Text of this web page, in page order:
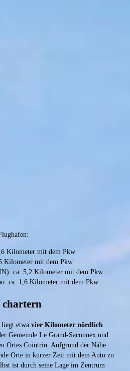
Kilometer mit dem Pkw
Kilometer mit dem Pkw
ca. 5,2 Kilometer mit dem Pkw
ca. 1,6 Kilometer mit dem Pkw
etwa vier Kilometer nördlich
Gemeinde Le Grand-Saconnex und
Ortes Cointrin. Aufgrund der Nähe
Orte in kurzer Zeit mit dem Auto zu
ist durch seine Lage im Zentrum